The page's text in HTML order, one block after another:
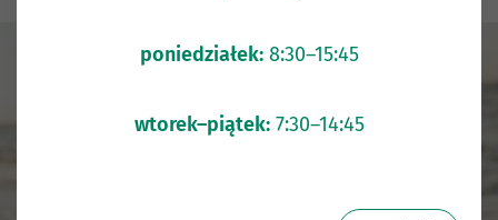
poniedziałek:8:30–15:45
wtorek–piątek:7:30–14:45